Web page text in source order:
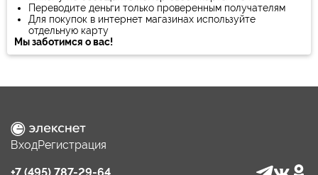
Переводите деньги только проверенным получателям
Для покупок в интернет магазинах используйте
отдельную карту
Мы заботимся о вас!
ВходРегистрация